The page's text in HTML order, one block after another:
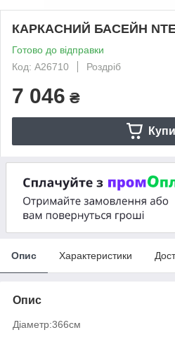
КАРКАСНИЙ БАСЕЙН
Готово до відправки
Код: A26710
Роздріб
7 046 ₴
Опис Характеристики
Опис
Діаметр:366см